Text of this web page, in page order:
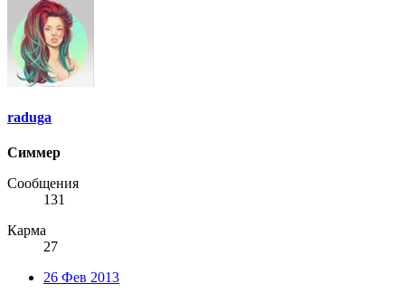
raduga
Симмер
Сообщения
131
Карма
27
26 Фев 2013